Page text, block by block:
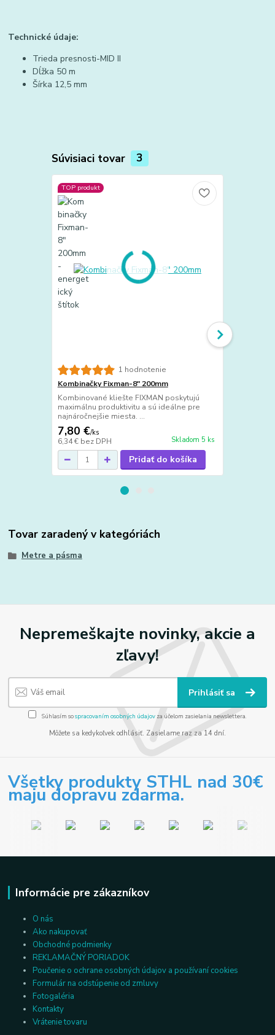
Technické údaje:
Trieda presnosti-MID II
Dĺžka 50 m
Šírka 12,5 mm
Súvisiaci tovar 3
TOP produkt
1 hodnotenie
Kombinačky Fixman-8" 200mm
Kombinované kliešte FIXMAN poskytujú
maximálnu produktivitu a sú ideálne pre
najnáročnejšie miesta. ...
7,80 €/ks
6,34 € bez DPH Skladom 5 ks
Pridať do košíka
Tovar zaradený v kategóriách
Metre a pásma
Nepremeškajte novinky, akcie a
zľavy!
Prihlásiť sa
Súhlasím sospracovaním osobných údajov za účelom zasielania newslettera.
Môžete sa kedykoľvek odhlásiť. Zasielame raz za 14 dní.
Všetky produkty STHL nad 30€
maju dopravu zdarma.
Informácie pre zákazníkov
O nás
Ako nakupovať
Obchodné podmienky
REKLAMAČNÝ PORIADOK
Poučenie o ochrane osobných údajov a používaní cookies
Formulár na odstúpenie od zmluvy
Fotogaléria
Kontakty
Vrátenie tovaru